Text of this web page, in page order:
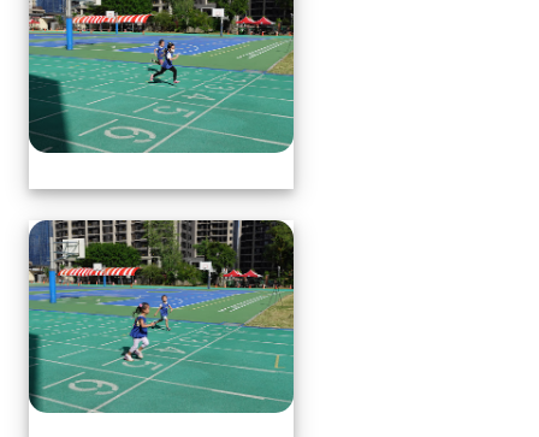
體育表演會(全員賽跑會前賽)